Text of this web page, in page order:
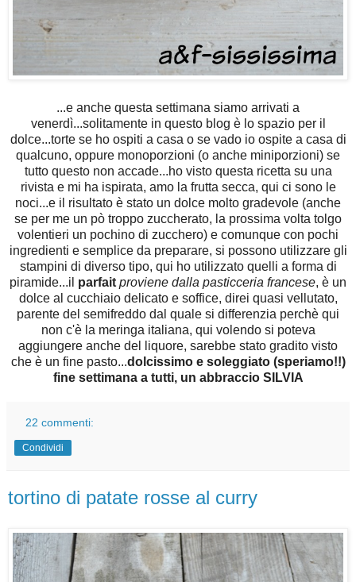
...e anche questa settimana siamo arrivati a
venerdì...solitamente in questo blog è lo spazio per il
dolce...torte se ho ospiti a casa o se vado io ospite a casa di
qualcuno, oppure monoporzioni (o anche miniporzioni) se
tutto questo non accade...ho visto questa ricetta su una
rivista e mi ha ispirata, amo la frutta secca, qui ci sono le
noci...e il risultato è stato un dolce molto gradevole (anche
se per me un pò troppo zuccherato, la prossima volta tolgo
volentieri un pochino di zucchero) e comunque con pochi
ingredienti e semplice da preparare, si possono utilizzare gli
stampini di diverso tipo, qui ho utilizzato quelli a forma di
piramide...il parfait proviene dalla pasticceria francese, è un
dolce al cucchiaio delicato e soffice, direi quasi vellutato,
parente del semifreddo dal quale si differenzia perchè qui
non c'è la meringa italiana, qui volendo si poteva
aggiungere anche del liquore, sarebbe stato gradito visto
che è un fine pasto...dolcissimo e soleggiato (speriamo!!)
fine settimana a tutti, un abbraccio SILVIA
22 commenti:
Condividi
tortino di patate rosse al curry